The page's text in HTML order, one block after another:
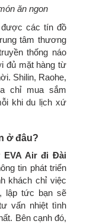
ăn ngon
được các tín đồ
tâm thương
thống náo
đủ mặt hàng từ
Shilin, Raohe,
chỉ mua sắm
khi du lịch xứ
ở đâu?
EVA Air đi Đài
tin phát triển
khách chỉ việc
lập tức bạn sẽ
vấn nhiệt tình
Bên cạnh đó,